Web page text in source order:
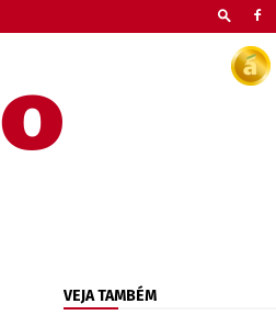
VEJA TAMBÉM